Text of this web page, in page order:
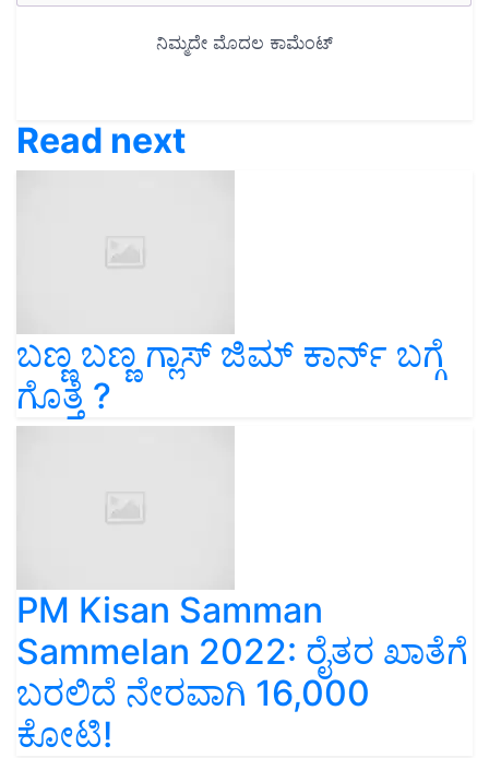
Read next
ಬಣ್ಣ ಬಣ್ಣ ಗ್ಲಾಸ್‌ ಜಿಮ್‌ ಕಾರ್ನ್‌ ಬಗ್ಗೆ
ಗೊತ್ತೆ ?
PM Kisan Samman
Sammelan 2022: ರೈತರ ಖಾತೆಗೆ
ಬರಲಿದೆ ನೇರವಾಗಿ 16,000
ಕೋಟಿ!